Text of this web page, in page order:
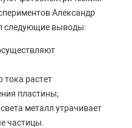
Александр
следующие выводы:
тока растет
пластины;
металл утрачивает
частицы.